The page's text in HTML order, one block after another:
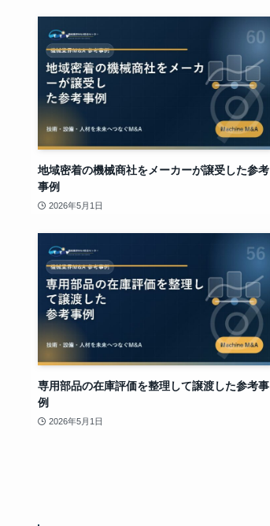
地域密着の機械商社をメーカーが譲受した参考
事例
2026年5月1日
専用部品の在庫評価を整理して譲渡した参考事
例
2026年5月1日